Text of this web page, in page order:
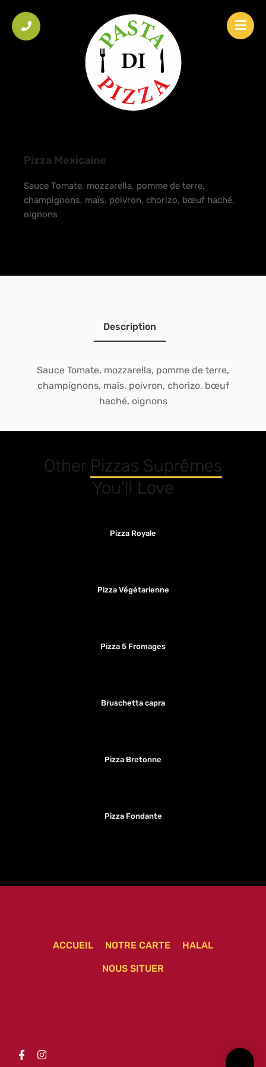
Pizza Mexicaine
Sauce Tomate, mozzarella, pomme de terre,
champignons, maïs, poivron, chorizo, bœuf haché,
oignons
Description
Sauce Tomate, mozzarella, pomme de terre,
champignons, maïs, poivron, chorizo, bœuf
haché, oignons
Other Pizzas Suprêmes
You'll Love
Pizza Royale
Pizza Végétarienne
Pizza 5 Fromages
Bruschetta capra
Pizza Bretonne
Pizza Fondante
ACCUEIL NOTRE CARTE HALAL
NOUS SITUER